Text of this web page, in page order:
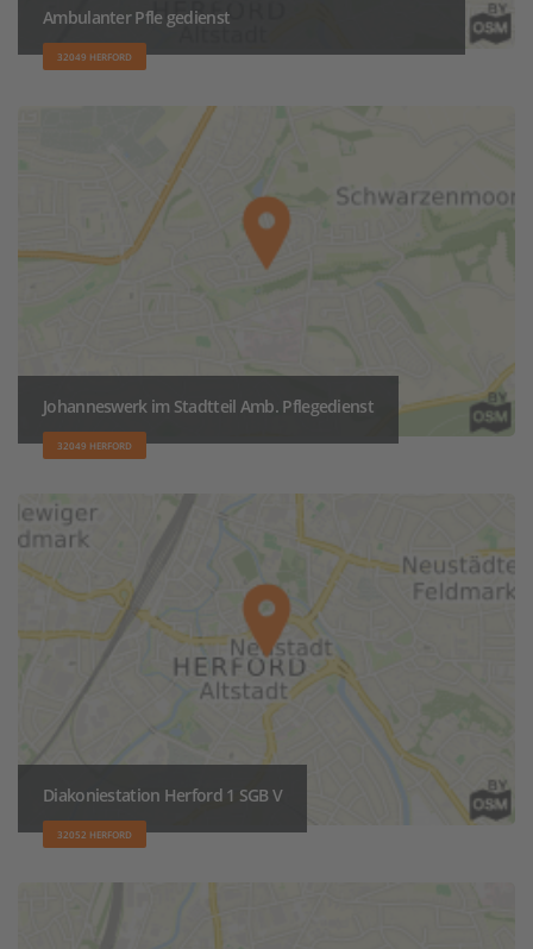
Ambulanter Pfle gedienst
32049 HERFORD
Johanneswerk im Stadtteil Amb. Pflegedienst
32049 HERFORD
Diakoniestation Herford 1 SGB V
32052 HERFORD